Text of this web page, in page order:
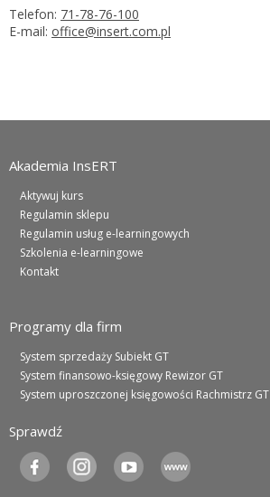
Zapomniałem hasła
Telefon: 71-78-76-100
E-mail: office@insert.com.pl
Akademia InsERT
Aktywuj kurs
Regulamin sklepu
Regulamin usług e-learningowych
Szkolenia e-learningowe
Kontakt
Programy dla firm
System sprzedaży Subiekt GT
System finansowo-księgowy Rewizor GT
System uproszczonej księgowości Rachmistrz GT
Sprawdź